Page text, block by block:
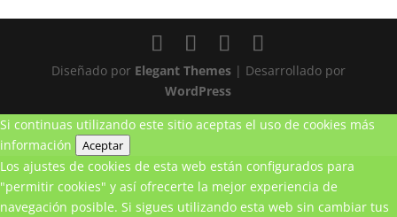
Diseñado por Elegant Themes| Desarrollado por
WordPress
Si continuas utilizando este sitio aceptas el uso de cookies más
información
Aceptar
Los ajustes de cookies de esta web están configurados para
"permitir cookies" y así ofrecerte la mejor experiencia de
navegación posible. Si sigues utilizando esta web sin cambiar tus